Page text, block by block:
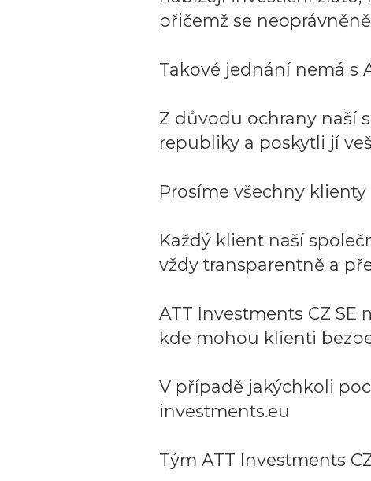
přičemž se
Takové jednání nemá s
Z důvodu ochrany naší
republiky a poskytli jí
Prosíme všechny
Každý klient naší
vždy transparentně a
ATT Investments CZ SE
kde mohou klienti
V případě jakýchkoli
investments.eu
Tým ATT Investments